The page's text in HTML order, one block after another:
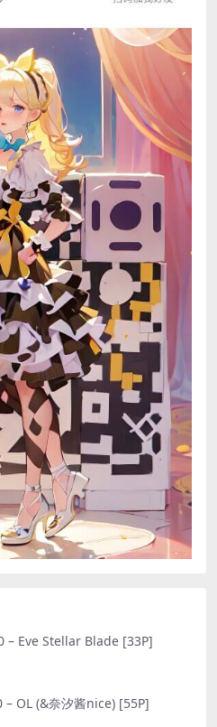
– Eve Stellar Blade [33P]
– OL (&奈汐酱nice) [55P]